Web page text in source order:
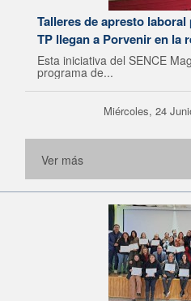
Talleres de apresto
TP llegan a Porvenir en la
Esta iniciativa del SENCE
programa de...
Miércoles, 24
Ver más